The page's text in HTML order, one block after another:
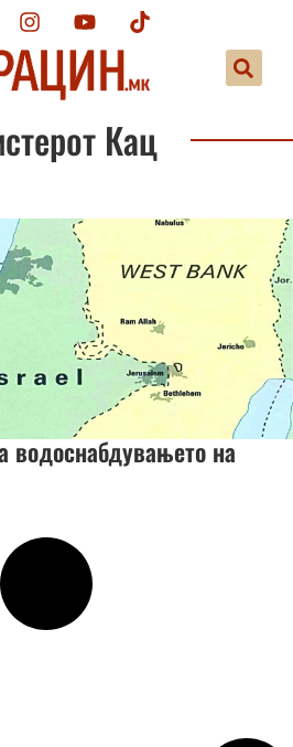
Кац
водоснабдувањето на